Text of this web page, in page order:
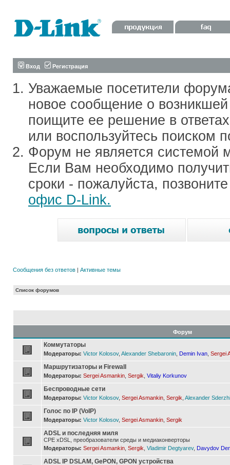
Вход Регистрация
Уважаемые посетители
новое сообщение о
поищите ее решение в
или воспользуйтесь поиском
Форум не является системой
Если Вам необходимо
сроки - пожалуйста,
офис D-Link.
Сообщения без ответов | Активные темы
Список форумов
Форум
Коммутаторы
Модераторы: Victor Kolosov, Alexander Shebaronin Demin Ivan Sergei
Маршрутизаторы и Firewall
Модераторы: Sergei Asmankin Sergik Vitaliy Korkunov
Беспроводные сети
Модераторы: Victor Kolosov, Sergei Asmankin Sergik Alexander
Голос по IP (VoIP)
Модераторы: Victor Kolosov, Sergei Asmankin Sergik
ADSL и последняя миля
CPE xDSL, преобразователи среды и медиаконверторы
Модераторы: Sergei Asmankin Sergik Vladimir Degtyarev, Davydov
ADSL IP DSLAM, GePON, GPON устройства